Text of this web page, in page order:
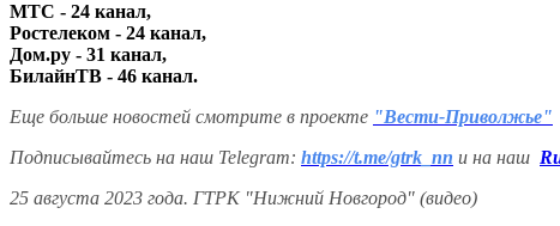
МТС - 24 канал,
Ростелеком - 24 канал,
Дом.ру - 31 канал,
БилайнТВ - 46 канал.
Еще больше новостей смотрите в проекте "Вести-Приволжье"
Подписывайтесь на наш Telegram: https://t.me/gtrk_nn и на наш
25 августа 2023 года. ГТРК "Нижний Новгород" (видео)